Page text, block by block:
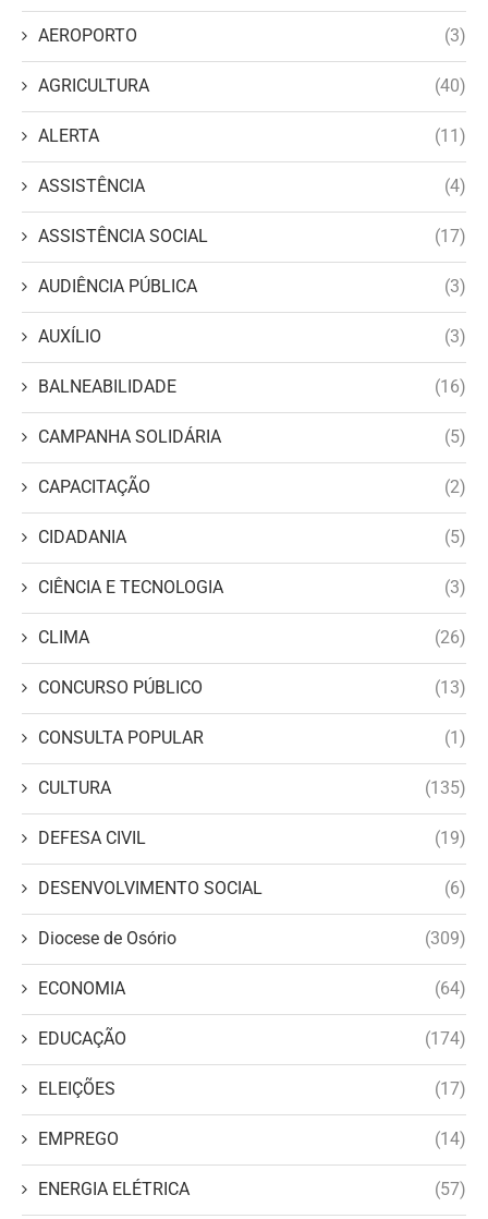
AEROPORTO (3)
AGRICULTURA (40)
ALERTA (11)
ASSISTÊNCIA (4)
ASSISTÊNCIA SOCIAL (17)
AUDIÊNCIA PÚBLICA (3)
AUXÍLIO (3)
BALNEABILIDADE (16)
CAMPANHA SOLIDÁRIA (5)
CAPACITAÇÃO (2)
CIDADANIA (5)
CIÊNCIA E TECNOLOGIA (3)
CLIMA (26)
CONCURSO PÚBLICO (13)
CONSULTA POPULAR (1)
CULTURA (135)
DEFESA CIVIL (19)
DESENVOLVIMENTO SOCIAL (6)
Diocese de Osório (309)
ECONOMIA (64)
EDUCAÇÃO (174)
ELEIÇÕES (17)
EMPREGO (14)
ENERGIA ELÉTRICA (57)